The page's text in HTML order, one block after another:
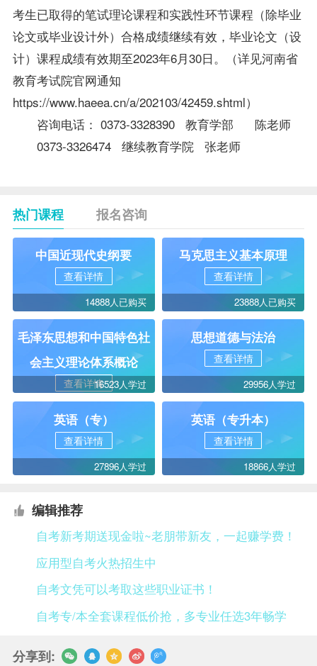
考生已取得的笔试理论课程和实践性环节课程（除毕业
论文或毕业设计外）合格成绩继续有效，毕业论文（设
计）课程成绩有效期至2023年6月30日。（详见河南省
教育考试院官网通知
https://www.haeea.cn/a/202103/42459.shtml）
咨询电话： 0373-3328390 教育学部 陈老师
0373-3326474 继续教育学院 张老师
热门课程 报名咨询
中国近现代史纲要
查看详情
14888人已购买
马克思主义基本原理
查看详情
23888人已购买
毛泽东思想和中国特色社
会主义理论体系概论
查看详情16523人学过
思想道德与法治
查看详情
29956人学过
英语（专）
查看详情
27896人学过
英语（专升本）
查看详情
18866人学过
编辑推荐
自考新考期送现金啦~老朋带新友，一起赚学费！
应用型自考火热招生中
自考文凭可以考取这些职业证书！
自考专/本全套课程低价抢，多专业任选3年畅学
分享到: